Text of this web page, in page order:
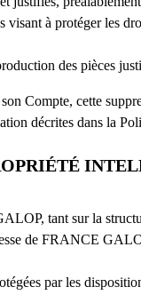
visant à protéger les
des pièces
Compte, cette
décrites dans la
tant sur la
de FRANCE
par les